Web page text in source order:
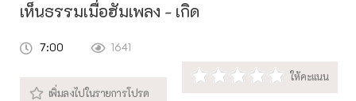
เห็นธรรมเมื่อฮัมเพลง - เกิด
7:00 1641